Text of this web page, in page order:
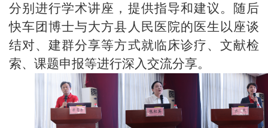
分别进行学术讲座，提供指导和建议。 随后
快车团博士与大方县人民医院的医生 以座谈
结对、建群分享等方式就临床诊疗、文献检
索、课题申报等进行深入交流分享。